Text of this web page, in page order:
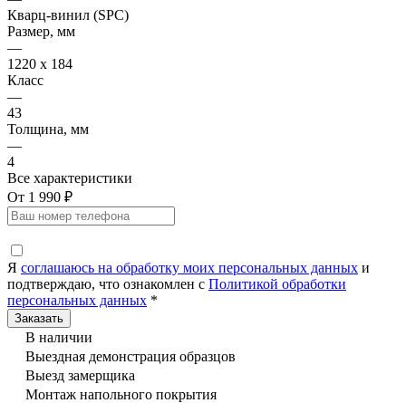
Кварц-винил (SPC)
Размер, мм
—
1220 x 184
Класс
—
43
Толщина, мм
—
4
Все характеристики
От 1 990 ₽
Я соглашаюсь на обработку моих персональных данных и
подтверждаю, что ознакомлен с Политикой обработки
персональных данных *
В наличии
Выездная демонстрация образцов
Выезд замерщика
Монтаж напольного покрытия